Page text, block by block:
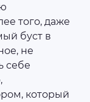
того, даже
буст в
не
себе
который